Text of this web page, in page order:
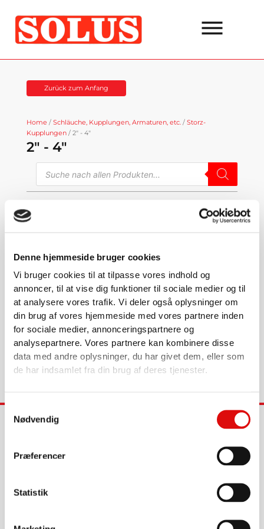
Denne hjemmeside bruger cookies
Vi bruger cookies til at tilpasse vores indhold og
annoncer, til at vise dig funktioner til sociale medier og til
at analysere vores trafik. Vi deler også oplysninger om
din brug af vores hjemmeside med vores partnere inden
for sociale medier, annonceringspartnere og
analysepartnere. Vores partnere kan kombinere disse
data med andre oplysninger, du har givet dem, eller som
de har indsamlet fra din brug af deres tjenester.
Samtykkevalg
Nødvendig
Præferencer
Statistik
Inhalt
springen
Zurück zum Anfang
Home / Schläuche, Kupplungen, Armaturen, etc. / Storz-
Kupplungen / 2" - 4"
2" - 4"
nach
Produkten
Sortierrichtung:
Keine Produkte gefunden. Bitte schauen
Sie später wieder vorbei